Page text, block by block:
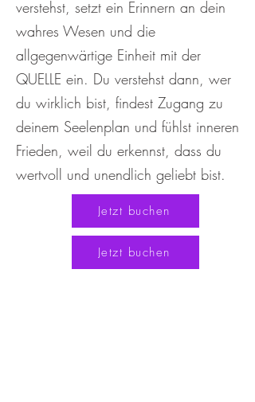
verstehst, setzt ein Erinnern an dein
wahres Wesen und die
allgegenwärtige Einheit mit der
QUELLE ein. Du verstehst dann, wer
du wirklich bist, findest Zugang zu
deinem Seelenplan und fühlst inneren
Frieden, weil du erkennst, dass du
wertvoll und unendlich geliebt bist.
Jetzt buchen
Jetzt buchen